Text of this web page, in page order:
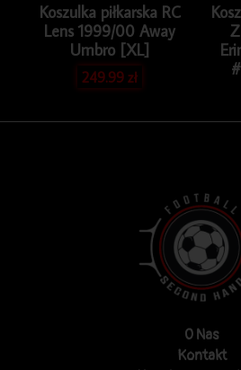
Koszulka piłkarska RC
Lens 1999/00 Away
Umbro [XL]
249.99zł
O Nas
Kontakt